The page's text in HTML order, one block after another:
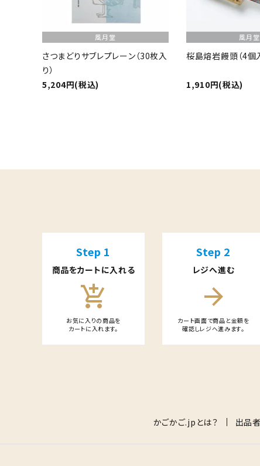
エリアから選ぶ
かごかご.jpとは？
風月堂
さつまどりサブレプレーン（30枚入
り）
5,204円(税込)
風月堂
桜島熔岩饅頭（4個
1,910円(税込)
Step 1
商品をカートに入れる
add_shopping_cart
お気に入りの商品を
カートに入れます。
Step 2
レジへ進む
arrow_forward
カート画面で商品と金額を
確認しレジへ進みます。
かごかご.jpとは？ 出品